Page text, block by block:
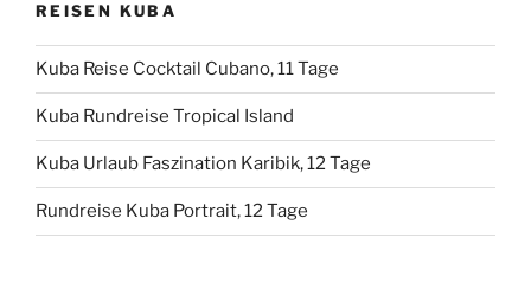
REISEN KUBA
Kuba Reise Cocktail Cubano, 11 Tage
Kuba Rundreise Tropical Island
Kuba Urlaub Faszination Karibik, 12 Tage
Rundreise Kuba Portrait, 12 Tage